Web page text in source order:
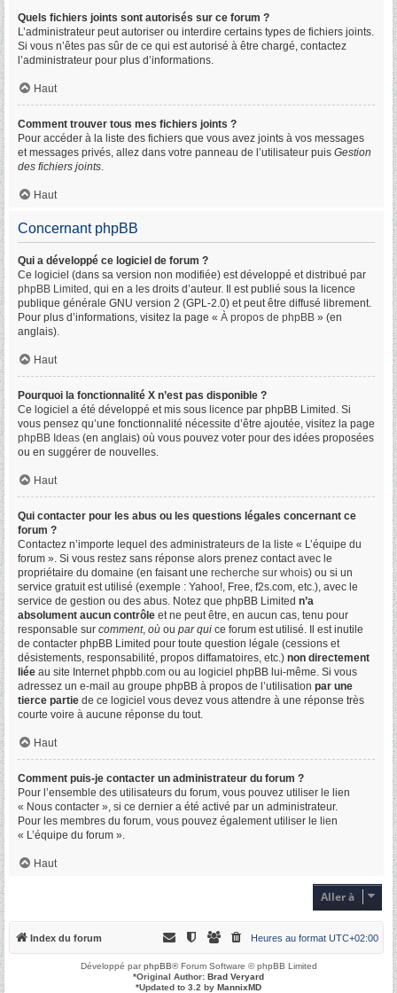
Quels fichiers joints sont autorisés sur ce forum ?
L’administrateur peut autoriser ou interdire certains types de fichiers joints.
Si vous n’êtes pas sûr de ce qui est autorisé à être chargé, contactez
l’administrateur pour plus d’informations.
Haut
Comment trouver tous mes fichiers joints ?
Pour accéder à la liste des fichiers que vous avez joints à vos messages
et messages privés, allez dans votre panneau de l’utilisateur puis Gestion
des fichiers joints.
Haut
Concernant phpBB
Qui a développé ce logiciel de forum ?
Ce logiciel (dans sa version non modifiée) est développé et distribué par
phpBB Limited , qui en a les droits d’auteur. Il est publié sous la licence
publique générale GNU version 2 (GPL-2.0) et peut être diffusé librement.
Pour plus d’informations, visitez la page « À propos de phpBB » (en
anglais).
Haut
Pourquoi la fonctionnalité X n’est pas disponible ?
Ce logiciel a été développé et mis sous licence par phpBB Limited. Si
vous pensez qu’une fonctionnalité nécessite d’être ajoutée, visitez la page
phpBB Ideas (en anglais) où vous pouvez voter pour des idées proposées
ou en suggérer de nouvelles.
Haut
Qui contacter pour les abus ou les questions légales concernant ce
forum ?
Contactez n’importe lequel des administrateurs de la liste « L’équipe du
forum ». Si vous restez sans réponse alors prenez contact avec le
propriétaire du domaine (en faisant une recherche sur whois) ou si un
service gratuit est utilisé (exemple : Yahoo!, Free, f2s.com, etc.), avec le
service de gestion ou des abus. Notez que phpBB Limited n’a
absolument aucun contrôle et ne peut être, en aucun cas, tenu pour
responsable sur comment, où ou par qui ce forum est utilisé. Il est inutile
de contacter phpBB Limited pour toute question légale (cessions et
désistements, responsabilité, propos diffamatoires, etc.) non directement
liée au site Internet phpbb.com ou au logiciel phpBB lui-même. Si vous
adressez un e-mail au groupe phpBB à propos de l’utilisation par une
tierce partie de ce logiciel vous devez vous attendre à une réponse très
courte voire à aucune réponse du tout.
Haut
Comment puis-je contacter un administrateur du forum ?
Pour l’ensemble des utilisateurs du forum, vous pouvez utiliser le lien
« Nous contacter », si ce dernier a été activé par un administrateur.
Pour les membres du forum, vous pouvez également utiliser le lien
« L’équipe du forum ».
Haut
Aller à
Index du forum Heures au format UTC+02:00
Développé parphpBB® Forum Software © phpBB Limited
*Original Author: Brad Veryard
*Updated to 3.2 by MannixMD